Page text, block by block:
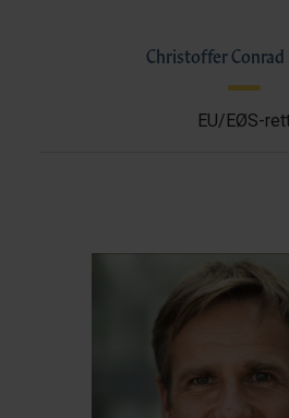
Christoffer Conrad
EU/EØS-